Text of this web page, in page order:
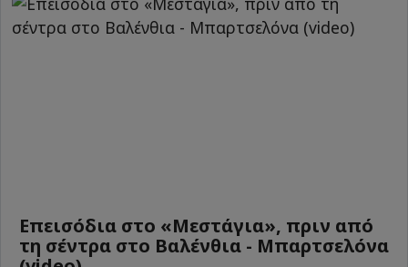
Επεισόδια στο «Μεστάγια», πριν από
τη σέντρα στο Βαλένθια - Μπαρτσελόνα